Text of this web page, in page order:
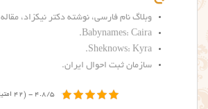
وبلاگ نام فارسی، نوشته دکتر نیکزاد، مقاله ۲۰۵
Babynames: Caira
.
Sheknows: Kyra
.
سازمان ثبت احوال ایران.
4.8/5 - (42 امتیاز)